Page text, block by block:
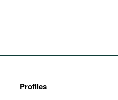
Profiles